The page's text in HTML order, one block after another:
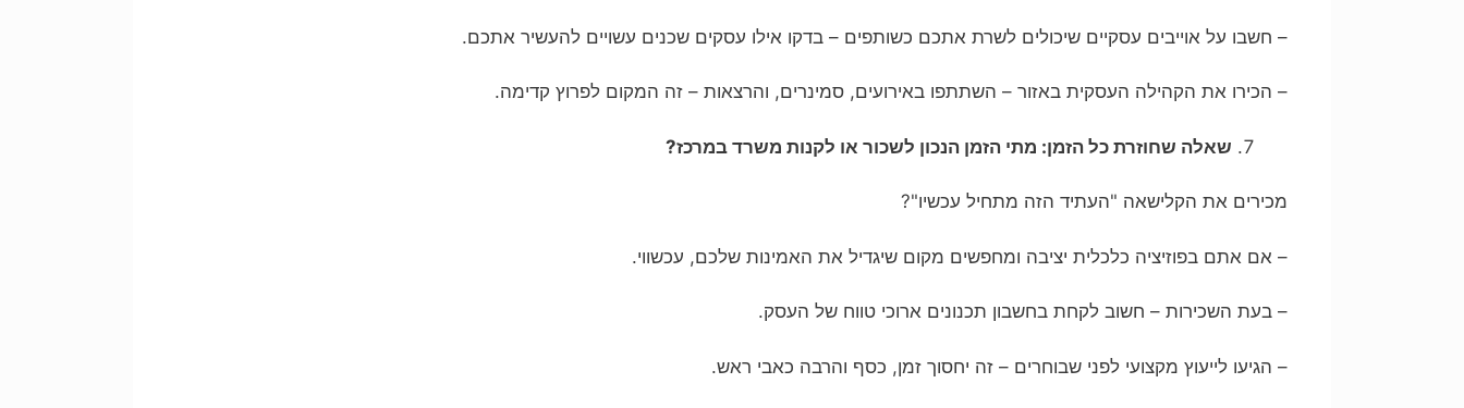
– חשבו על אוייבים עסקיים שיכולים לשרת אתכם כשותפים – בדקו אילו עסקים שכנים עשויים להעשיר אתכם.
– הכירו את הקהילה העסקית באזור – השתתפו באירועים, סמינרים, והרצאות – זה המקום לפרוץ קדימה.
שאלה שחוזרת כל הזמן: מתי הזמן הנכון לשכור או לקנות משרד במרכז?
מכירים את הקלישאה "העתיד הזה מתחיל עכשיו"?
– אם אתם בפוזיציה כלכלית יציבה ומחפשים מקום שיגדיל את האמינות שלכם, עכשווי.
– בעת השכירות – חשוב לקחת בחשבון תכנונים ארוכי טווח של העסק.
– הגיעו לייעוץ מקצועי לפני שבוחרים – זה יחסוך זמן, כסף והרבה כאבי ראש.